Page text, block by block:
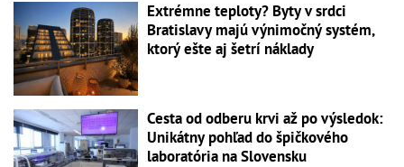
Extrémne teploty? Byty v srdci
Bratislavy majú výnimočný systém,
ktorý ešte aj šetrí náklady
Cesta od odberu krvi až po výsledok:
Unikátny pohľad do špičkového
laboratória na Slovensku